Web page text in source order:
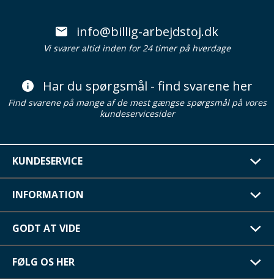
info@billig-arbejdstoj.dk
Vi svarer altid inden for 24 timer på hverdage
Har du spørgsmål - find svarene her
Find svarene på mange af de mest gængse spørgsmål på vores
kundeservicesider
KUNDESERVICE
INFORMATION
GODT AT VIDE
FØLG OS HER